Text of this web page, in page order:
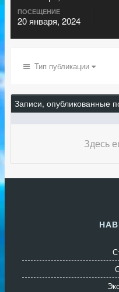
ПОСЕЩЕНИЕ
20 января, 2024
Тип публикации
Записи, опубликованные
Здесь